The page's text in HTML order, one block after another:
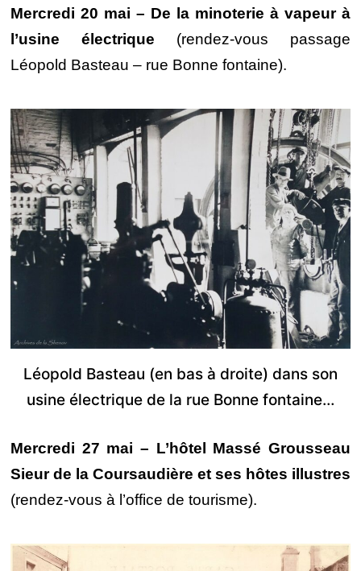
Mercredi 20 mai – De la minoterie à vapeur à
l’usine électrique (rendez-vous passage
Léopold Basteau – rue Bonne fontaine).
Léopold Basteau (en bas à droite) dans son
usine électrique de la rue Bonne fontaine…
Mercredi 27 mai – L’hôtel Massé Grousseau
Sieur de la Coursaudière et ses hôtes illustres
(rendez-vous à l’office de tourisme).